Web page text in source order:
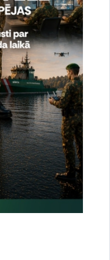
noderīga?